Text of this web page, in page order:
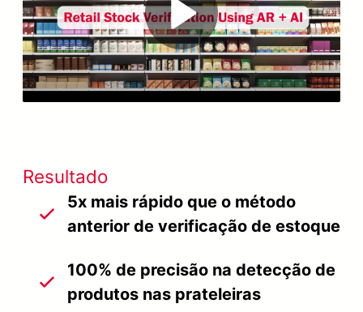
Play
Video
Resultado
5x mais rápido que o método
anterior de verificação de estoque
100% de precisão na detecção de
produtos nas prateleiras